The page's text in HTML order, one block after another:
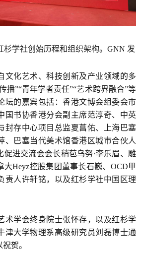
杉学社创始历程和组织架构。GNN 发
文化艺术、科技创新及产业领域的多
播”“青年学者责任”“艺术跨界融合”等
坛的嘉宾包括：香港文博会组委会市
国书协香港分会副主席范淳奇、中英
封存中心项目总监夏菖佑、上海巴塞
、巴塞当代美术馆香港区城市合伙人
促进交流会会长稍苞乌努·李乐眉、雕
大Heyz控股集团董事长石巍、OCD甲
责人许轩铭，以及红杉学社中国区理
术学会终身院士张怀存，以及红杉学
津大学物理系高级研究员刘磊博士通
贺。